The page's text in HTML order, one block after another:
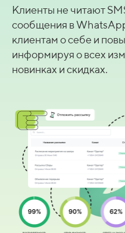
Клиенты не читают
сообщения в
клиентам о себе и
информируя о всех
новинках и скидках.